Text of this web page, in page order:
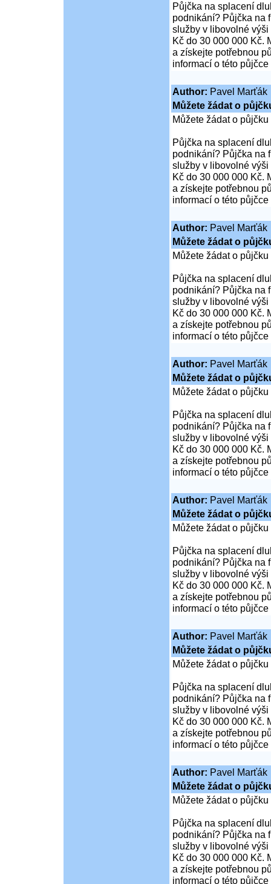
Půjčka na splacení
podnikání? Půjčka na
služby v libovolné
Kč do 30 000 000 Kč.
a získejte potřebnou
informací o této
Author: Pavel Marťák
Můžete žádat o
Můžete žádat o
Půjčka na splacení
podnikání? Půjčka na
služby v libovolné
Kč do 30 000 000 Kč.
a získejte potřebnou
informací o této
Author: Pavel Marťák
Můžete žádat o
Můžete žádat o
Půjčka na splacení
podnikání? Půjčka na
služby v libovolné
Kč do 30 000 000 Kč.
a získejte potřebnou
informací o této
Author: Pavel Marťák
Můžete žádat o
Můžete žádat o
Půjčka na splacení
podnikání? Půjčka na
služby v libovolné
Kč do 30 000 000 Kč.
a získejte potřebnou
informací o této
Author: Pavel Marťák
Můžete žádat o
Můžete žádat o
Půjčka na splacení
podnikání? Půjčka na
služby v libovolné
Kč do 30 000 000 Kč.
a získejte potřebnou
informací o této
Author: Pavel Marťák
Můžete žádat o
Můžete žádat o
Půjčka na splacení
podnikání? Půjčka na
služby v libovolné
Kč do 30 000 000 Kč.
a získejte potřebnou
informací o této
Author: Pavel Marťák
Můžete žádat o
Můžete žádat o
Půjčka na splacení
podnikání? Půjčka na
služby v libovolné
Kč do 30 000 000 Kč.
a získejte potřebnou
informací o této